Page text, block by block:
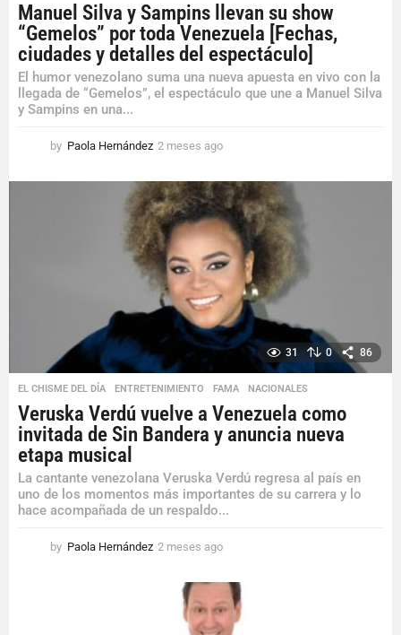
Manuel Silva y Sampins llevan su show
“Gemelos” por toda Venezuela [Fechas,
ciudades y detalles del espectáculo]
El humor venezolano suma una nueva apuesta en vivo con la
llegada de “Gemelos”, el espectáculo que une a Manuel Silva
y Sampins en una...
by Paola Hernández 2 meses ago
e
s
e
s
a
g
31 0 86
EL CHISME DEL DÍA ,ENTRETENIMIENTO ,FAMA ,NACIONALES
Veruska Verdú vuelve a Venezuela como
invitada de Sin Bandera y anuncia nueva
etapa musical
La cantante venezolana Veruska Verdú regresa al país en
uno de los momentos más importantes de su carrera y lo
hace acompañada de un respaldo...
by Paola Hernández 2 meses ago
e
e